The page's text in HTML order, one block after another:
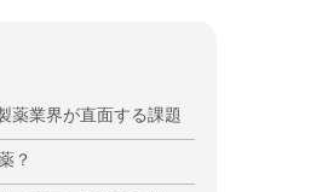
薬業界が直面する課題
？